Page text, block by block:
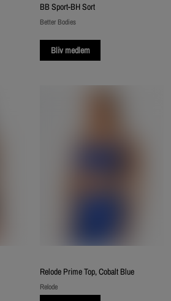
BB Sport-BH Sort
Better Bodies
Bliv medlem
Relode Prime Top, Cobalt Blue
Relode